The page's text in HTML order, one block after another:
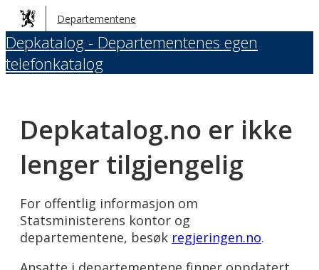
Hopp
til
hovedinnhold
Departementene
Depkatalog - Departementenes egen
telefonkatalog
Depkatalog.no er ikke
lenger tilgjengelig
For offentlig informasjon om
Statsministerens kontor og
departementene, besøk regjeringen.no.